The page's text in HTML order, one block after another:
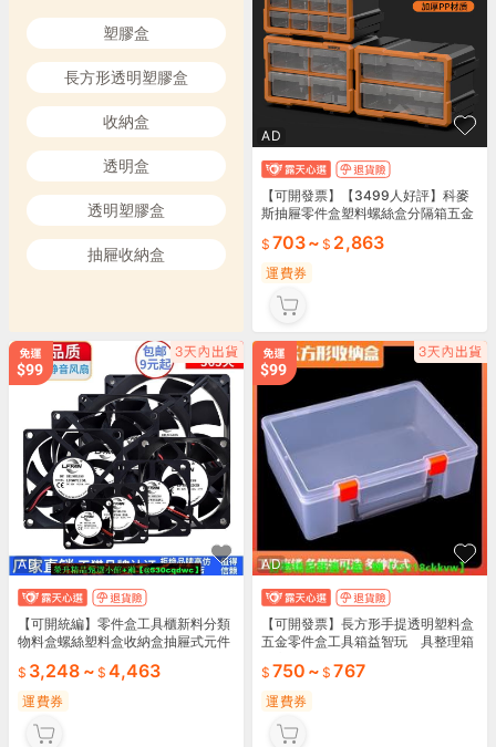
塑膠盒
長方形透明塑膠盒
收納盒
透明盒
透明塑膠盒
抽屜收納盒
AD
【可開發票】【3499人好評】科麥
斯抽屜零件盒塑料螺絲盒分隔箱五金
703~ 2,863
運費券
AD
【可開統編】零件盒工具櫃新料分類
物料盒螺絲塑料盒收納盒抽屜式元件
3,248 ~ 4,463
運費券
AD
【可開發票】長方形手提透明塑料盒
五金零件盒工具箱益智玩 具整理箱
750 ~ 767
運費券